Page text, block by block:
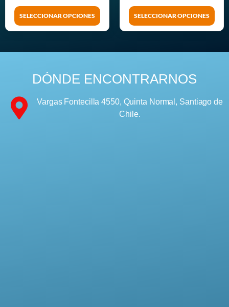
SELECCIONAR OPCIONES SELECCIONAR OPCIONES
DÓNDE ENCONTRARNOS
Vargas Fontecilla 4550, Quinta Normal, Santiago de
Chile.